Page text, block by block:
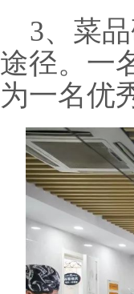
3、菜
途径。一
为一名优